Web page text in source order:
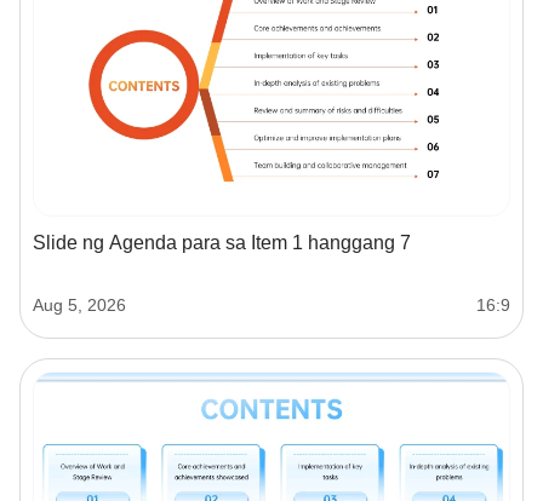
Slide ng Agenda para sa Item 1 hanggang 7
Aug 5, 2026 16:9